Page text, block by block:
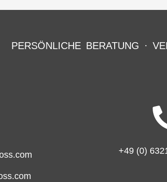
PERSÖNLICHE BERATUNG ·
+49 (0)